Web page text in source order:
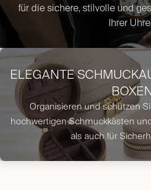
für die sichere, stilvolle und
Ihrer
ELEGANTE
Organisieren und schützen
hochwertigen Schmuckkästen
als auch für